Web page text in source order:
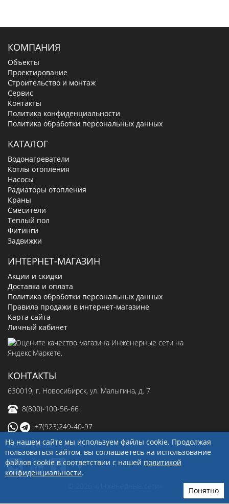
КОМПАНИЯ
Объекты
Проектирование
Строительство и монтаж
Сервис
Контакты
Политика конфиденциальности
Политика обработки персональных данных
КАТАЛОГ
Водонагреватели
Котлы отопления
Насосы
Радиаторы отопления
Краны
Смесители
Теплый пол
Фитинги
Задвижки
ИНТЕРНЕТ-МАГАЗИН
Акции и скидки
Доставка и оплата
Политика обработки персональных данных
Правила продажи в интернет-магазине
Карта сайта
Личный кабинет
КОНТАКТЫ
630019, г. Новосибирск, ул. Малыгина, д. 7
8(800)-100-56-66
+7(923)249-40-97
sale@ingenerseti.ru
На нашем сайте мы используем файлы cookie. Продолжая
пользоваться сайтом, вы соглашаетесь на использование
файлов cookie в соответствии с нашей политикой
конфиденциальности.
Понятно